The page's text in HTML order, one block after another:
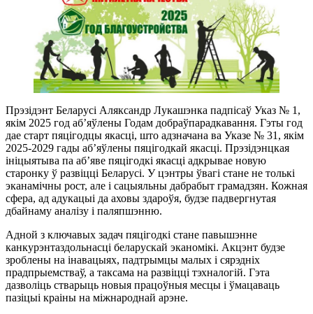
Прэзідэнт Беларусі Аляксандр Лукашэнка падпісаў Указ № 1,
якім 2025 год аб’яўлены Годам добраўпарадкавання. Гэты год
дае старт пяцігодцы якасці, што адзначана ва Указе № 31, якім
2025-2029 гады аб’яўлены пяцігодкай якасці. Прэзідэнцкая
ініцыятыва па аб’яве пяцігодкі якасці адкрывае новую
старонку ў развіцці Беларусі. У цэнтры ўвагі стане не толькі
эканамічны рост, але і сацыяльны дабрабыт грамадзян. Кожная
сфера, ад адукацыі да аховы здароўя, будзе падвергнутая
дбайнаму аналізу і паляпшэнню.
Адной з ключавых задач пяцігодкі стане павышэнне
канкурэнтаздольнасці беларускай эканомікі. Акцэнт будзе
зроблены на інавацыях, падтрымцы малых і сярэдніх
прадпрыемстваў, а таксама на развіцці тэхналогій. Гэта
дазволіць стварыць новыя працоўныя месцы і ўмацаваць
пазіцыі краіны на міжнароднай арэне.